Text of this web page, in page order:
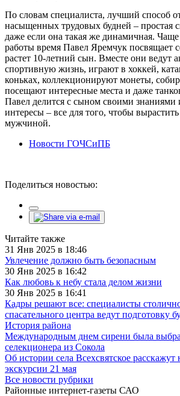
По словам специалиста, лучший способ
насыщенных трудовых будней – простая
даже если она такая же динамичная. Чаще
работы время Павел Яремчук посвящает
растет 10-летний сын. Вместе они ведут
спортивную жизнь, играют в хоккей,
коньках, коллекционируют монеты,
посещают интересные места и даже
Павел делится с сыном своими знаниями
интересы – все для того, чтобы
мужчиной.
Новости ГОЧСиПБ
Поделиться новостью:
Читайте также
31 Янв 2025 в 18:46
Увлечение должно быть безопасным
30 Янв 2025 в 16:42
Как любовь к небу стала делом жизни
30 Янв 2025 в 16:41
Кадры решают все: специалисты
спасательного центра ведут подготовку
История района
Международным днем сирени была
селекционера из Сокола
Об истории села Всехсвятское расскажут
экскурсии 21 мая
Все новости рубрики
Районные интернет-газеты САО